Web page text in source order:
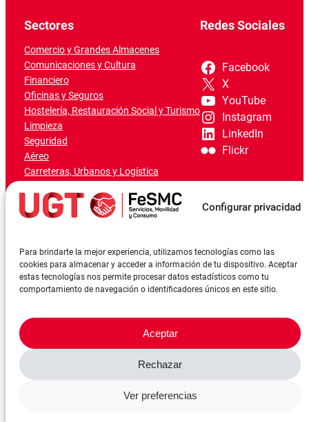
Configurar privacidad
Para brindarte la mejor experiencia, utilizamos tecnologías como las
cookies para almacenar y acceder a información de tu dispositivo. Aceptar
estas tecnologías nos permite procesar datos estadísticos como tu
comportamiento de navegación o identificadores únicos en este sitio.
Aceptar
Rechazar
Ver preferencias
Sectores
Comercio y Grandes Almacenes
Comunicaciones y Cultura
Financiero
Oficinas y Seguros
Hostelería, Restauración Social y Turismo
Limpieza
Seguridad
Aéreo
Carreteras, Urbanos y Logística
Marítimo-Portuario
Redes Sociales
Facebook
X
YouTube
Instagram
LinkedIn
Flickr
©FeSMCUGT 2024